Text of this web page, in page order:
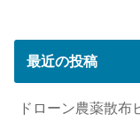
最近の投稿
ドローン農薬散布